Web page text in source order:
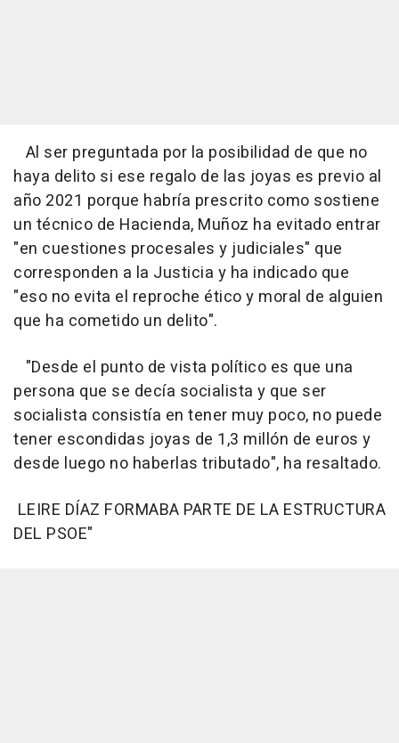
Al ser preguntada por la posibilidad de que no
haya delito si ese regalo de las joyas es previo al
año 2021 porque habría prescrito como sostiene
un técnico de Hacienda, Muñoz ha evitado entrar
"en cuestiones procesales y judiciales" que
corresponden a la Justicia y ha indicado que
"eso no evita el reproche ético y moral de alguien
que ha cometido un delito".
"Desde el punto de vista político es que una
persona que se decía socialista y que ser
socialista consistía en tener muy poco, no puede
tener escondidas joyas de 1,3 millón de euros y
desde luego no haberlas tributado", ha resaltado.
LEIRE DÍAZ FORMABA PARTE DE LA ESTRUCTURA
DEL PSOE"